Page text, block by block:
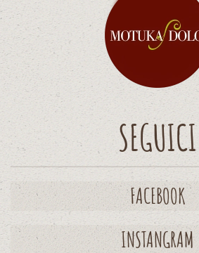
SEGUICI
FACEBOOK
INSTANGRAM